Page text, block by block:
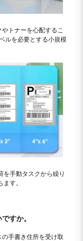
トナーを心配するこ
ルを必要とする小規模
を手動タスクから繰り
す。
すか。
手書き住所を受け取